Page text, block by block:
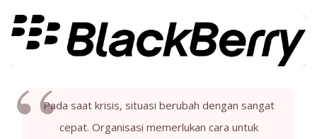
Pada saat krisis, situasi berubah dengan sangat
cepat. Organisasi memerlukan cara untuk